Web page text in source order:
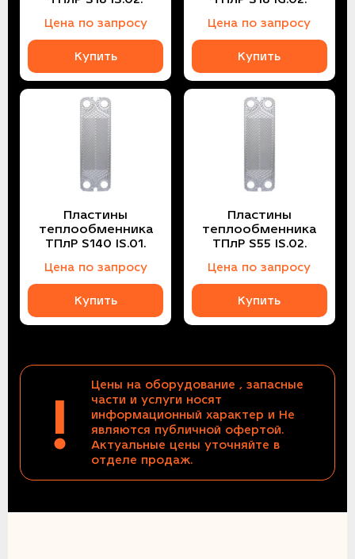
Цена по запросу
Купить
Цена по запросу
Купить
Пластины
теплообменника
ТПлР S140 IS.01.
Цена по запросу
Купить
Пластины
теплообменника
ТПлР S55 IS.02.
Цена по запросу
Купить
!
Цены на оборудование , запасные
части и услуги носят
информационный характер и Не
являются публичной офертой.
Актуальные цены уточняйте в
отделе продаж.